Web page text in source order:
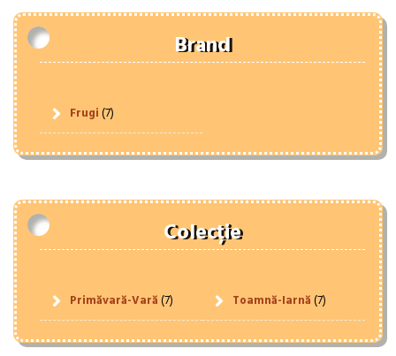
Brand
Frugi(7)
Colecție
Primăvară-Vară(7) Toamnă-Iarnă(7)